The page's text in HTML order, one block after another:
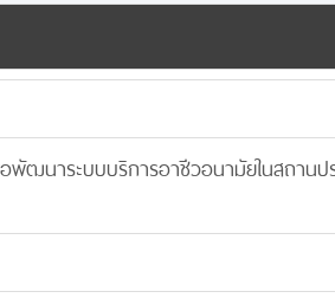
พัฒนาระบบบริการอาชีวอนามัยในสถานป